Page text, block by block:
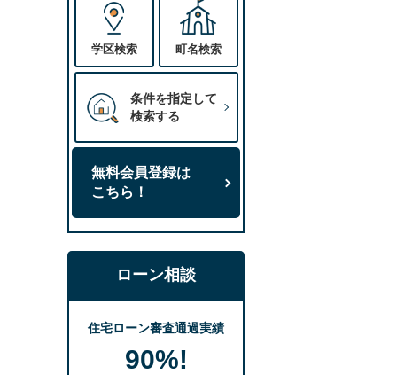
学区検索 町名検索
条件を指定して
検索する
無料会員登録は
こちら！
ローン相談
住宅ローン審査通過実績
90%!